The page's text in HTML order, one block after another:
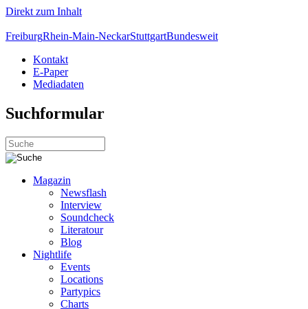
Direkt zum Inhalt
FreiburgRhein-Main-NeckarStuttgartBundesweit
Kontakt
E-Paper
Mediadaten
Suchformular
Magazin
Newsflash
Interview
Soundcheck
Literatour
Blog
Nightlife
Events
Locations
Partypics
Charts